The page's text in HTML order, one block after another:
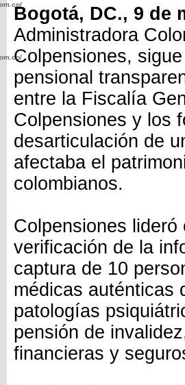
Bogotá, DC., 9 de
Administradora
Colpensiones,
pensional
entre la Fiscalía
Colpensiones y los
desarticulación de
afectaba el
colombianos.
Colpensiones
verificación de la
captura de 10
médicas auténticas
patologías
pensión de
financieras y
wp-
wp-
wp-
wp-